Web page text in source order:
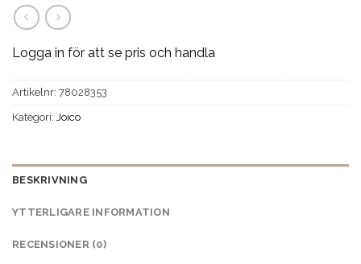
Logga in för att se pris och handla
Artikelnr: 78028353
Kategori: Joico
BESKRIVNING
YTTERLIGARE INFORMATION
RECENSIONER (0)